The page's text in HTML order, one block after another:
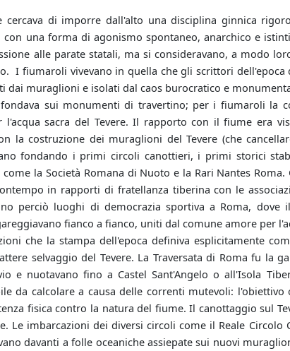
cercava di imporre dall'alto una disciplina ginnica
con una forma di agonismo spontaneo, anarchico e
alle parate statali, ma si consideravano, a modo
I fiumaroli vivevano in quella che gli scrittori dell'epoca
dai muraglioni e isolati dal caos burocratico e
sui monumenti di travertino; per i fiumaroli la
l'acqua sacra del Tevere. Il rapporto con il fiume era
la costruzione dei muraglioni del Tevere (che
fondando i primi circoli canottieri, i primi storici
la Società Romana di Nuoto e la Rari Nantes
in rapporti di fratellanza tiberina con le
perciò luoghi di democrazia sportiva a Roma,
fianco a fianco, uniti dal comune amore per
che la stampa dell'epoca definiva esplicitamente
selvaggio del Tevere. La Traversata di Roma fu la
e nuotavano fino a Castel Sant'Angelo o all'Isola
da calcolare a causa delle correnti mutevoli:
fisica contro la natura del fiume. Il canottaggio sul
Le imbarcazioni dei diversi circoli come il Reale Circolo
davanti a folle oceaniche assiepate sui nuovi